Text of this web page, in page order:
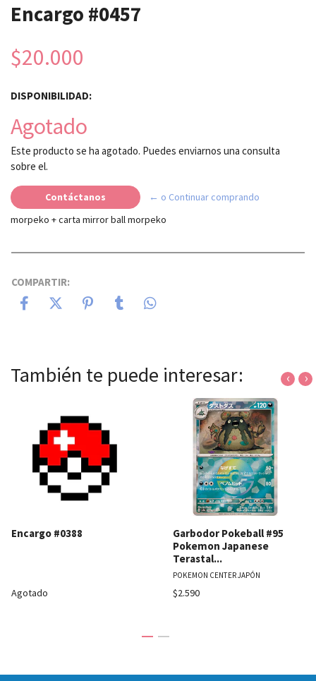
Encargo #0457
$20.000
DISPONIBILIDAD:
Agotado
Este producto se ha agotado. Puedes enviarnos una consulta
sobre el.
Contáctanos
← o Continuar comprando
morpeko + carta mirror ball morpeko
COMPARTIR:
También te puede interesar:
Encargo #0388
Agotado
Garbodor Pokeball #95
Pokemon Japanese
Terastal...
POKEMON CENTER JAPÓN
$2.590
‹ ›